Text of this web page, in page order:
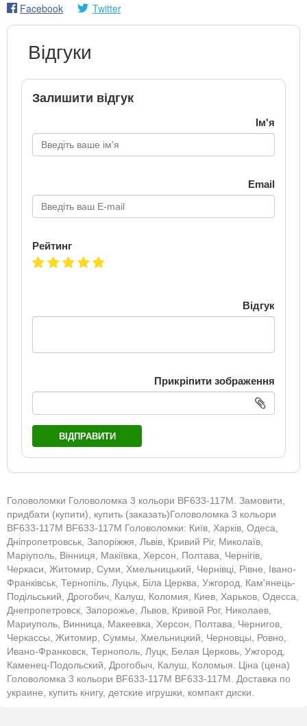
Facebook Twitter
Відгуки
Залишити відгук
Ім'я
Email
Рейтинг
Відгук
Прикріпити зображення
ВІДПРАВИТИ
Головоломки Головоломка 3 кольори BF633-117M. Замовити,
придбати (купити), купить (заказать)Головоломка 3 кольори
BF633-117M BF633-117M Головоломки: Київ, Харків, Одеса,
Дніпропетровськ, Запоріжжя, Львів, Кривий Ріг, Миколаїв,
Маріуполь, Вінниця, Макіївка, Херсон, Полтава, Чернігів,
Черкаси, Житомир, Суми, Хмельницький, Чернівці, Рівне, Івано-
Франківськ, Тернопіль, Луцьк, Біла Церква, Ужгород, Кам'янець-
Подільський, Дрогобич, Калуш, Коломия, Киев, Харьков, Одесса,
Днепропетровск, Запорожье, Львов, Кривой Рог, Николаев,
Мариуполь, Винница, Макеевка, Херсон, Полтава, Чернигов,
Черкассы, Житомир, Суммы, Хмельницкий, Черновцы, Ровно,
Ивано-Франковск, Тернополь, Луцк, Белая Церковь, Ужгород,
Каменец-Подольский, Дрогобыч, Калуш, Коломыя. Ціна (цена)
Головоломка 3 кольори BF633-117M BF633-117M. Доставка по
украине, купить книгу, детские игрушки, компакт диски.